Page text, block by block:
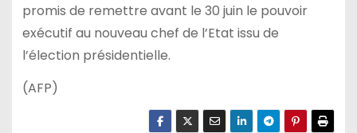
promis de remettre avant le 30 juin le pouvoir
exécutif au nouveau chef de l’Etat issu de
l’élection présidentielle.
(AFP)